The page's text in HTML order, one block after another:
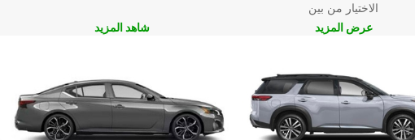
شاهد المزيد
الاختيار من بين
عرض المزيد